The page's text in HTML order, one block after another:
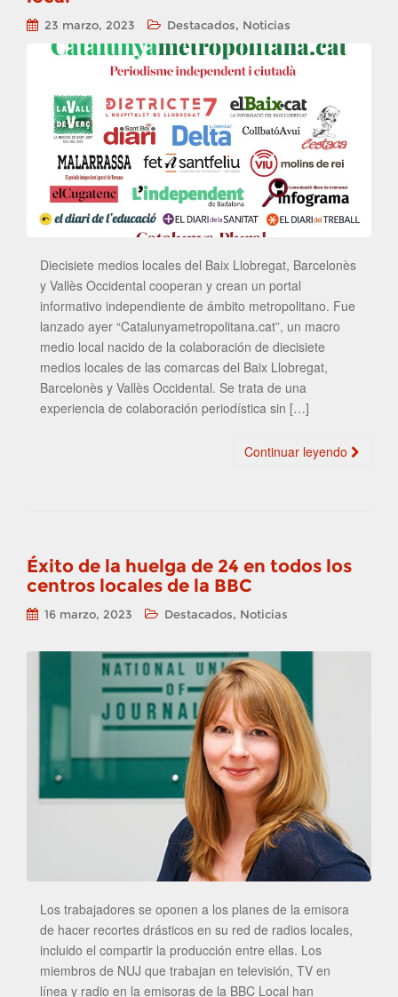
23 marzo, 2023 Destacados, Noticias
Diecisiete medios locales del Baix Llobregat, Barcelonès
y Vallès Occidental cooperan y crean un portal
informativo independiente de ámbito metropolitano. Fue
lanzado ayer “Catalunyametropolitana.cat”, un macro
medio local nacido de la colaboración de diecisiete
medios locales de las comarcas del Baix Llobregat,
Barcelonès y Vallès Occidental. Se trata de una
experiencia de colaboración periodística sin […]
Continuar leyendo
Éxito de la huelga de 24 en todos los
centros locales de la BBC
16 marzo, 2023 Destacados, Noticias
Los trabajadores se oponen a los planes de la emisora
de hacer recortes drásticos en su red de radios locales,
incluido el compartir la producción entre ellas. Los
miembros de NUJ que trabajan en televisión, TV en
línea y radio en la emisoras de la BBC Local han